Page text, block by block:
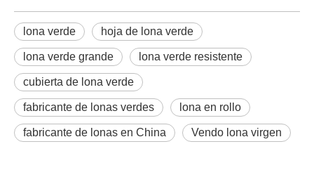
lona verde hoja de lona verde
lona verde grande lona verde resistente
cubierta de lona verde
fabricante de lonas verdes lona en rollo
fabricante de lonas en China Vendo lona virgen